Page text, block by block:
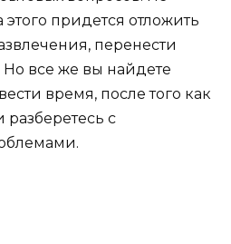
придется отложить
перенести
Но все же вы найдете
время, после того как
с